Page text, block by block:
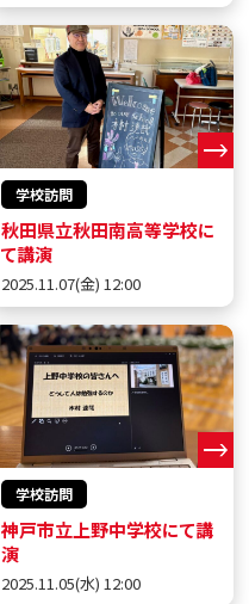
学校訪問
秋田県立秋田南高等学校に
て講演
2025.11.07(金) 12:00
学校訪問
神戸市立上野中学校にて講
演
2025.11.05(水) 12:00